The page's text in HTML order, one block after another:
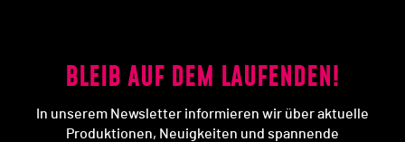
BLEIB AUF DEM LAUFENDEN!
In unserem Newsletter informieren wir über aktuelle
Produktionen, Neuigkeiten und spannende